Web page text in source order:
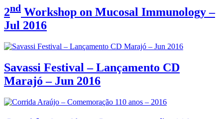
2nd Workshop on Mucosal Immunology –
Jul 2016
Savassi Festival – Lançamento CD
Marajó – Jun 2016